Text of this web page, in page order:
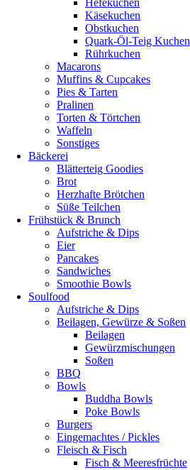
Hefekuchen
Käsekuchen
Obstkuchen
Quark-Öl-Teig Kuchen
Rührkuchen
Macarons
Muffins & Cupcakes
Pies & Tarten
Pralinen
Torten & Törtchen
Waffeln
Sonstiges
Bäckerei
Blätterteig Goodies
Brot
Herzhafte Brötchen
Süße Teilchen
Frühstück & Brunch
Aufstriche & Dips
Eier
Pancakes
Sandwiches
Smoothie Bowls
Soulfood
Aufstriche & Dips
Beilagen, Gewürze & Soßen
Beilagen
Gewürzmischungen
Soßen
BBQ
Bowls
Buddha Bowls
Poke Bowls
Burgers
Eingemachtes / Pickles
Fleisch & Fisch
Fisch & Meeresfrüchte